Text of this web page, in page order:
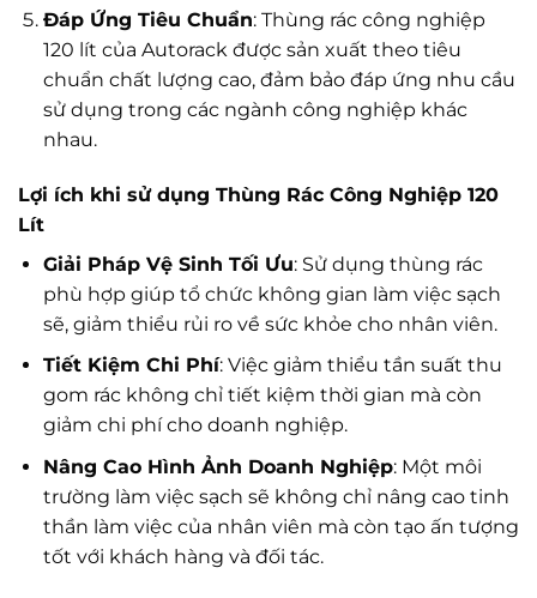
Đáp Ứng Tiêu Chuẩn: Thùng rác công nghiệp
120 lít của Autorack được sản xuất theo tiêu
chuẩn chất lượng cao, đảm bảo đáp ứng nhu cầu
sử dụng trong các ngành công nghiệp khác
nhau.
Lợi ích khi sử dụng Thùng Rác Công Nghiệp 120
Lít
Giải Pháp Vệ Sinh Tối Ưu: Sử dụng thùng rác
phù hợp giúp tổ chức không gian làm việc sạch
sẽ, giảm thiểu rủi ro về sức khỏe cho nhân viên.
Tiết Kiệm Chi Phí: Việc giảm thiểu tần suất thu
gom rác không chỉ tiết kiệm thời gian mà còn
giảm chi phí cho doanh nghiệp.
Nâng Cao Hình Ảnh Doanh Nghiệp: Một môi
trường làm việc sạch sẽ không chỉ nâng cao tinh
thần làm việc của nhân viên mà còn tạo ấn tượng
tốt với khách hàng và đối tác.